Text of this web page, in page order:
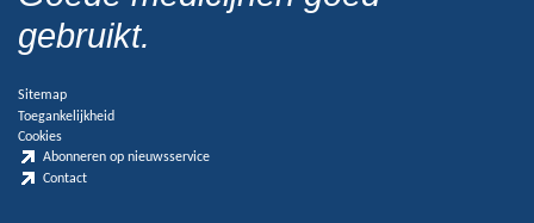
gebruikt.
Sitemap
Toegankelijkheid
Cookies
Abonneren op nieuwsservice
Contact